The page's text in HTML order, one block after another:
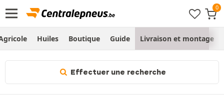
Huiles Boutique Guide Livraison et montage
Effectuer une recherche